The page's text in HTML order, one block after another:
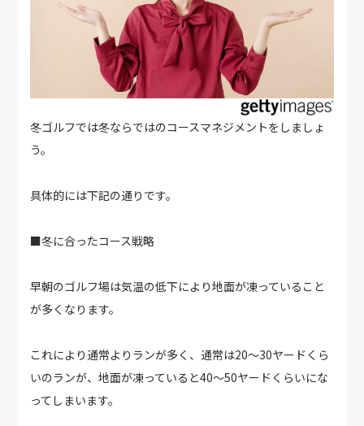
冬ゴルフでは冬ならではのコースマネジメントをしましょ
う。
具体的には下記の通りです。
■冬に合ったコース戦略
早朝のゴルフ場は気温の低下により地面が凍っていること
が多くなります。
これにより通常よりランが多く、通常は20～30ヤードくら
いのランが、地面が凍っていると40～50ヤードくらいにな
ってしまいます。